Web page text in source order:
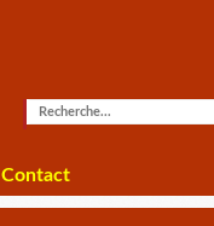
Contact